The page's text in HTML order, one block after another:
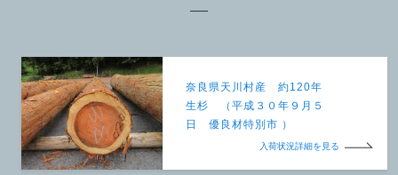
奈良県天川村産 約120年
生杉 （平成３０年９月５
日 優良材特別市 ）
入荷状況詳細を見る